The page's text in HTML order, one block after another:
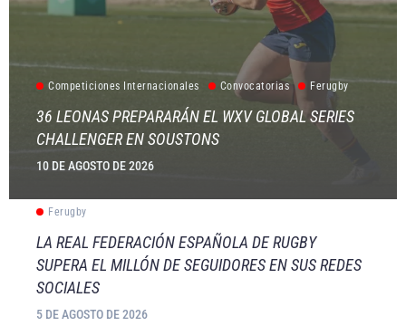
Competiciones Internacionales Convocatorias Ferugby
36 LEONAS PREPARARÁN EL WXV GLOBAL SERIES
CHALLENGER EN SOUSTONS
10 DE AGOSTO DE 2026
Ferugby
LA REAL FEDERACIÓN ESPAÑOLA DE RUGBY
SUPERA EL MILLÓN DE SEGUIDORES EN SUS REDES
SOCIALES
5 DE AGOSTO DE 2026